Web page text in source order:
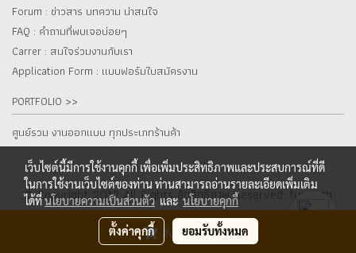
สั่งซื้อสินค้า
Forum : ข่าวสาร บทความ น่าสนใจ
FAQ : คำถามที่พบเจอบ่อยๆ
Carrer : สนใจร่วมงานกับเรา
Application Form : แบบฟอร์มใบสมัครงาน
PORTFOLIO >>
ศูนย์รวม งานออกแบบ ทุกประเภทร้านค้า
© Copyright 2012 All Rights ลิขสิทธิ์ภาพ Reserved. fur.co.th
ผู้เข้าชมวันนี้ 5,049
เว็บไซต์นี้มีการใช้งานคุกกี้ เพื่อเพิ่มประสิทธิภาพและประสบการณ์ที่ดี
ในการใช้งานเว็บไซต์ของท่าน ท่านสามารถอ่านรายละเอียดเพิ่มเติม
ได้ที่นโยบายความเป็นส่วนตัวและนโยบายคุกกี้
ตั้งค่าคุกกี้ ยอมรับทั้งหมด